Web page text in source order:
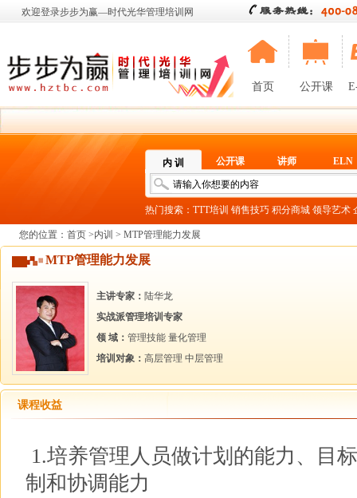
欢迎登录步步为赢—时代光华管理培训网
首页 公开课
内 训 公开课 讲师 ELN
热门搜索： TTT培训 销售技巧 积分商城 领导艺术
您的位置： 首页 >内训 > MTP管理能力发展
MTP管理能力发展
主讲专家： 陆华龙
实战派管理培训专家
领 域： 管理技能 量化管理
培训对象： 高层管理 中层管理
课程收益
1.培养管理人员做计划的能力、目
制和协调能力